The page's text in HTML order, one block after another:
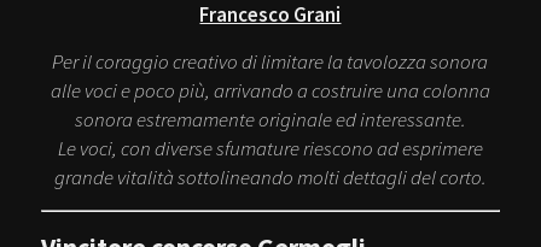
Francesco Grani
Per il coraggio creativo di limitare la tavolozza sonora
alle voci e poco più, arrivando a costruire una colonna
sonora estremamente originale ed interessante.
Le voci, con diverse sfumature riescono ad esprimere
grande vitalità sottolineando molti dettagli del corto.